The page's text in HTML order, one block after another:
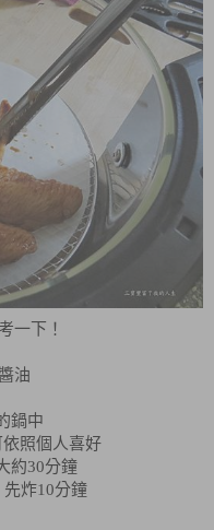
一下！
油
鍋中
照個人喜好
約30分鐘
炸10分鐘